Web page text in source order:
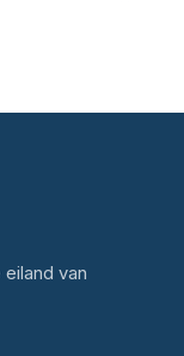
van